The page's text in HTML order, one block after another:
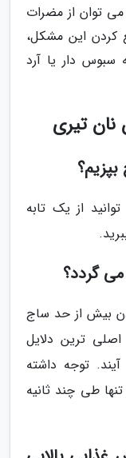
می توان از مضرات
کردن این مشکل،
سبوس دار یا آرد
تیری
از یک تابه
گردد؟
بیش از حد ساج
ترین دلایل
توجه داشته
طی چند ثانیه